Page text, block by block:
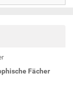
Fächer